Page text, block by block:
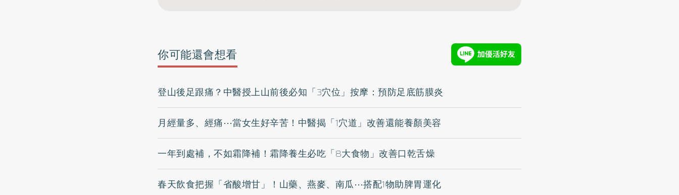
你可能還會想看
登山後足跟痛？中醫授上山前後必知「3穴位」按摩：預防足底筋膜炎
月經量多、經痛⋯當女生好辛苦！中醫揭「1穴道」改善還能養顏美容
一年到處補，不如霜降補！霜降養生必吃「8大食物」改善口乾舌燥
春天飲食把握「省酸增甘」！山藥、燕麥、南瓜⋯搭配1物助脾胃運化